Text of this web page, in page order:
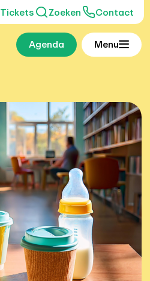
Tickets Zoeken Contact
Agenda Menu